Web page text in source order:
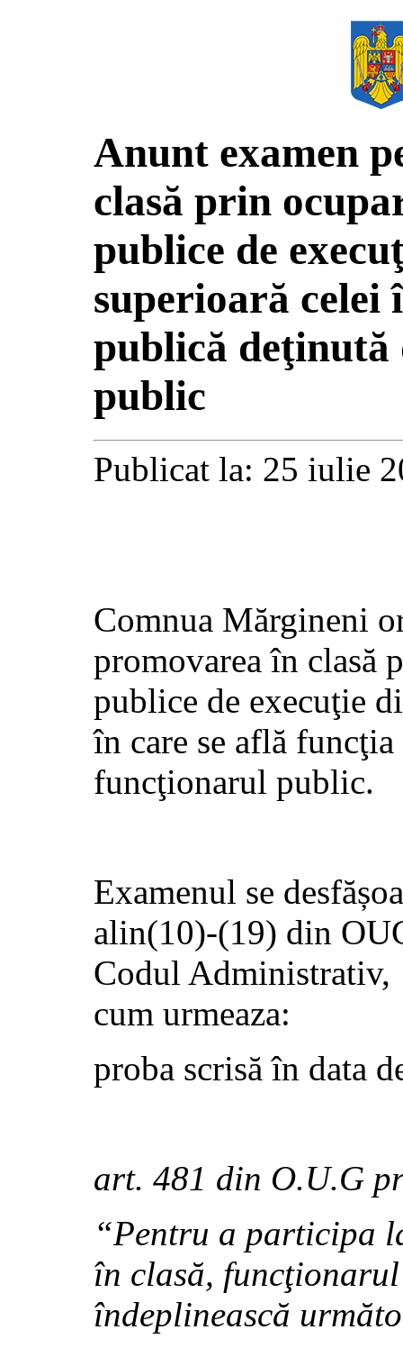
Anunt examen
clasă prin
publice de
superioară celei
publică
public
Publicat la: 25 iulie
Comnua Mărgineni
promovarea în clasă
publice de execuţie
în care se află
funcţionarul public.
Examenul se
alin(10)-(19) din
Codul
cum urmeaza:
proba scrisă în data
art. 481 din O.U.G
“Pentru a participa
în clasă,
îndeplinească